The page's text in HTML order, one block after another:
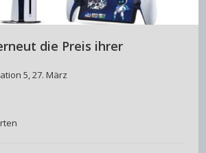
die Preis ihrer
5,27. März